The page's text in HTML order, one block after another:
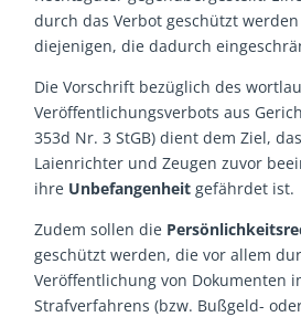
durch das Verbot geschützt
diejenigen, die dadurch
Die Vorschrift bezüglich des
Veröffentlichungsverbots aus
353d Nr. 3 StGB) dient dem Ziel,
Laienrichter und Zeugen zuvor
ihre Unbefangenheit gefährdet ist.
Zudem sollen die
geschützt werden, die vor allem
Veröffentlichung von Dokumenten
Strafverfahrens (bzw. Bußgeld-